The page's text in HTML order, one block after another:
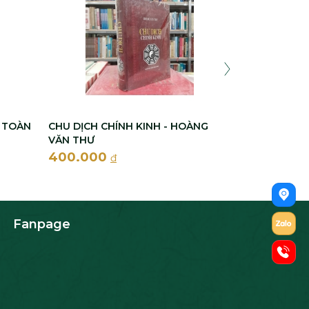
CHU DỊCH CHÍNH KINH - HOÀNG
VĂN THƯ
400.000 đ
Fanpage